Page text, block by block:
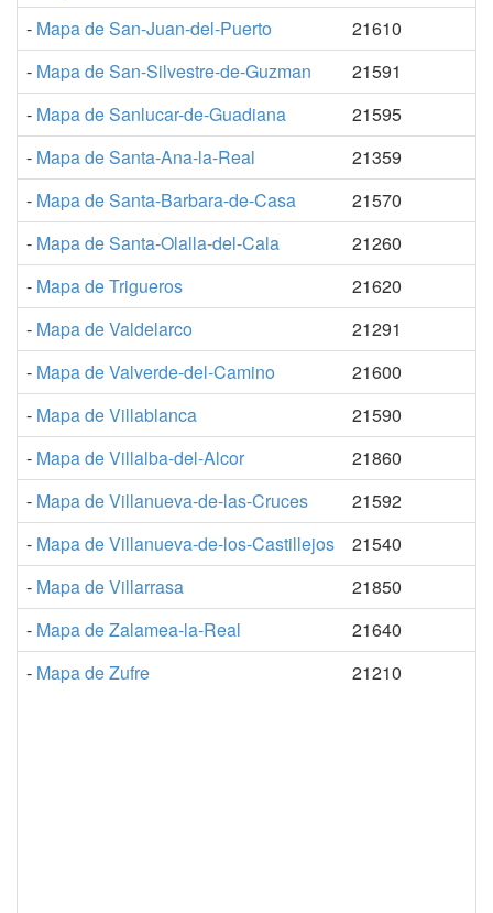
- Mapa de San-Juan-del-Puerto
21610
- Mapa de San-Silvestre-de-Guzman
21591
- Mapa de Sanlucar-de-Guadiana
21595
- Mapa de Santa-Ana-la-Real
21359
- Mapa de Santa-Barbara-de-Casa
21570
- Mapa de Santa-Olalla-del-Cala
21260
- Mapa de Trigueros
21620
- Mapa de Valdelarco
21291
- Mapa de Valverde-del-Camino
21600
- Mapa de Villablanca
21590
- Mapa de Villalba-del-Alcor
21860
- Mapa de Villanueva-de-las-Cruces
21592
- Mapa de Villanueva-de-los-Castillejos
21540
- Mapa de Villarrasa
21850
- Mapa de Zalamea-la-Real
21640
- Mapa de Zufre 21210